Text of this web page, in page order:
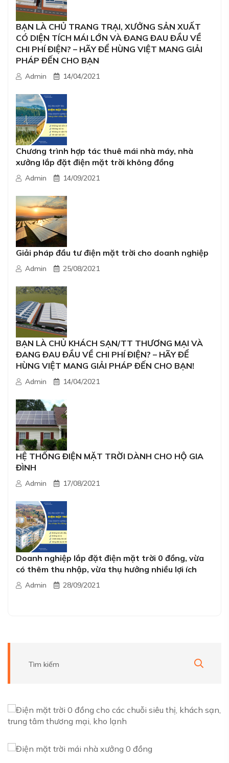
BẠN LÀ CHỦ TRANG TRẠI, XƯỞNG SẢN XUẤT
CÓ DIỆN TÍCH MÁI LỚN VÀ ĐANG ĐAU ĐẦU VỀ
CHI PHÍ ĐIỆN? – HÃY ĐỂ HÙNG VIỆT MANG GIẢI
PHÁP ĐẾN CHO BẠN
Admin 14/04/2021
Chương trình hợp tác thuê mái nhà máy, nhà
xưởng lắp đặt điện mặt trời không đồng
Admin 14/09/2021
Giải pháp đầu tư điện mặt trời cho doanh nghiệp
Admin 25/08/2021
BẠN LÀ CHỦ KHÁCH SẠN/TT THƯƠNG MẠI VÀ
ĐANG ĐAU ĐẦU VỀ CHI PHÍ ĐIỆN? – HÃY ĐỂ
HÙNG VIỆT MANG GIẢI PHÁP ĐẾN CHO BẠN!
Admin 14/04/2021
HỆ THỐNG ĐIỆN MẶT TRỜI DÀNH CHO HỘ GIA
ĐÌNH
Admin 17/08/2021
Doanh nghiệp lắp đặt điện mặt trời 0 đồng, vừa
có thêm thu nhập, vừa thụ hưởng nhiều lợi ích
Admin 28/09/2021